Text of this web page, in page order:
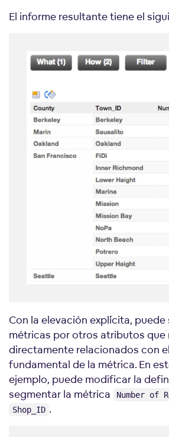
El informe resultante tiene el
Con la elevación explícita, puede
métricas por otros atributos que
directamente relacionados con
fundamental de la métrica. En
ejemplo, puede modificar la
segmentar la métrica
Number of
Shop_ID .